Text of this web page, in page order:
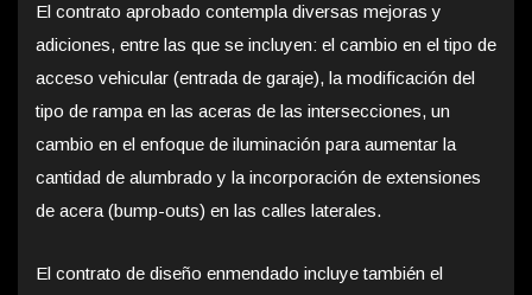
El contrato aprobado contempla diversas mejoras y
adiciones, entre las que se incluyen: el cambio en el tipo de
acceso vehicular (entrada de garaje), la modificación del
tipo de rampa en las aceras de las intersecciones, un
cambio en el enfoque de iluminación para aumentar la
cantidad de alumbrado y la incorporación de extensiones
de acera (bump-outs) en las calles laterales.
El contrato de diseño enmendado incluye también el